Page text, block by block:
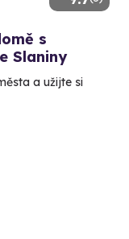
s
Slaniny
a užijte si